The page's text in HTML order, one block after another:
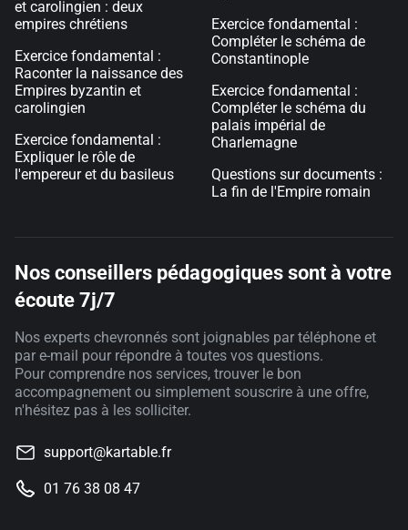
et carolingien : deux
empires chrétiens
Exercice fondamental :
Raconter la naissance des
Empires byzantin et
carolingien
Exercice fondamental :
Expliquer le rôle de
l'empereur et du basileus
Exercice fondamental :
Compléter le schéma de
Constantinople
Exercice fondamental :
Compléter le schéma du
palais impérial de
Charlemagne
Questions sur documents :
La fin de l'Empire romain
Nos conseillers pédagogiques sont à votre
écoute 7j/7
Nos experts chevronnés sont joignables par téléphone et
par e-mail pour répondre à toutes vos questions.
Pour comprendre nos services, trouver le bon
accompagnement ou simplement souscrire à une offre,
n'hésitez pas à les solliciter.
support@kartable.fr
01 76 38 08 47